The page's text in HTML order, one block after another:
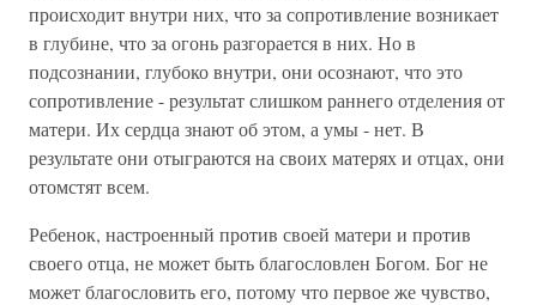
происходит внутри них, что за сопротивление возникает
в глубине, что за огонь разгорается в них. Но в
подсознании, глубоко внутри, они осознают, что это
сопротивление - результат слишком раннего отделения от
матери. Их сердца знают об этом, а умы - нет. В
результате они отыграются на своих матерях и отцах, они
отомстят всем.
Ребенок, настроенный против своей матери и против
своего отца, не может быть благословлен Богом. Бог не
может благословить его, потому что первое же чувство,